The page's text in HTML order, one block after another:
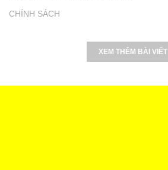
CHÍNH SÁCH
XEM THÊM BÀI VIẾT